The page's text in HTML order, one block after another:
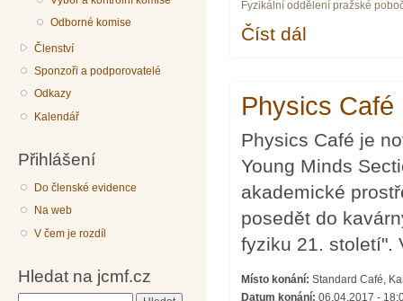
Odborné komise
Členství
Sponzoři a podporovatelé
Odkazy
Kalendář
Přihlášení
Do členské evidence
Na web
V čem je rozdíl
Hledat na jcmf.cz
Fyzikální oddělení pražské
Číst dál
Physics
Physics Café je
Young Minds
akademické
posedět do
fyziku 21. století".
Místo konání:Standard Café,
Datum konání:06.04.2017 -